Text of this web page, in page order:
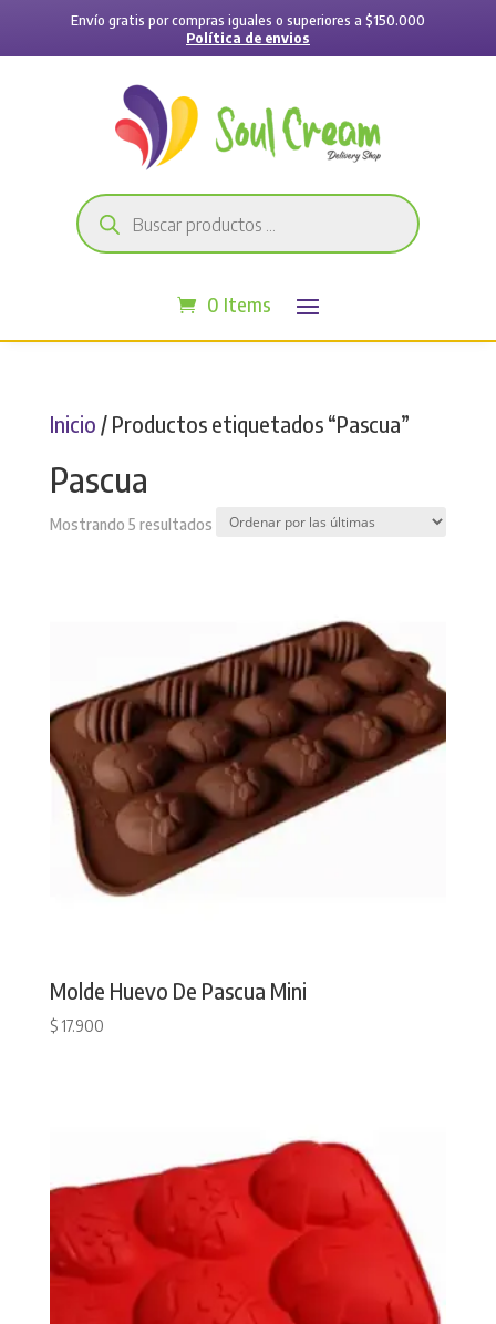
Envío gratis por compras iguales o superiores a $150.000
Política de envios
Búsqueda
de
productos
0 Items
Inicio / Productos etiquetados “Pascua”
Pascua
Mostrando 5 resultadosSorted
Molde Huevo De Pascua Mini
$17.900